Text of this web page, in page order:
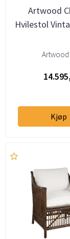
Artwood
Hvilestol
Artwood
Kjøp